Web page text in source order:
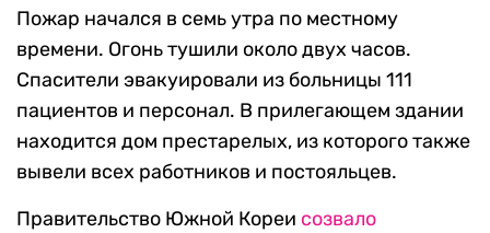
Пожар начался в семь утра по местному
времени. Огонь тушили около двух часов.
Спасители эвакуировали из больницы 111
пациентов и персонал. В прилегающем здании
находится дом престарелых, из которого также
вывели всех работников и постояльцев.
Правительство Южной Кореи созвало